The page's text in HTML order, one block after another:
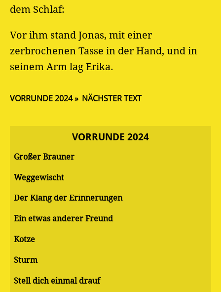
dem Schlaf:
Vor ihm stand Jonas, mit einer
zerbrochenen Tasse in der Hand, und in
seinem Arm lag Erika.
VORRUNDE 2024 NÄCHSTER TEXT
VORRUNDE 2024
Großer Brauner
Weggewischt
Der Klang der Erinnerungen
Ein etwas anderer Freund
Kotze
Sturm
Stell dich einmal drauf